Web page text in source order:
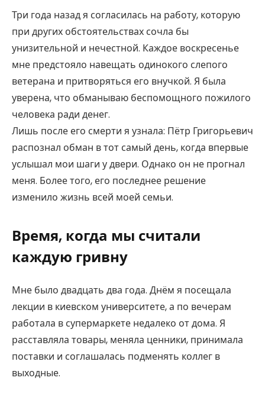
Три года назад я согласилась на работу, которую
при других обстоятельствах сочла бы
унизительной и нечестной. Каждое воскресенье
мне предстояло навещать одинокого слепого
ветерана и притворяться его внучкой. Я была
уверена, что обманываю беспомощного пожилого
человека ради денег.
Лишь после его смерти я узнала: Пётр Григорьевич
распознал обман в тот самый день, когда впервые
услышал мои шаги у двери. Однако он не прогнал
меня. Более того, его последнее решение
изменило жизнь всей моей семьи.
Время, когда мы считали
каждую гривну
Мне было двадцать два года. Днём я посещала
лекции в киевском университете, а по вечерам
работала в супермаркете недалеко от дома. Я
расставляла товары, меняла ценники, принимала
поставки и соглашалась подменять коллег в
выходные.